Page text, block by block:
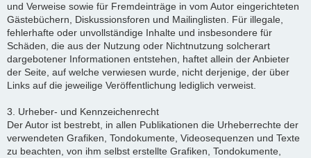
und Verweise sowie für Fremdeinträge in vom Autor eingerichteten
Gästebüchern, Diskussionsforen und Mailinglisten. Für illegale,
fehlerhafte oder unvollständige Inhalte und insbesondere für
Schäden, die aus der Nutzung oder Nichtnutzung solcherart
dargebotener Informationen entstehen, haftet allein der Anbieter
der Seite, auf welche verwiesen wurde, nicht derjenige, der über
Links auf die jeweilige Veröffentlichung lediglich verweist.
3. Urheber- und Kennzeichenrecht
Der Autor ist bestrebt, in allen Publikationen die Urheberrechte der
verwendeten Grafiken, Tondokumente, Videosequenzen und Texte
zu beachten, von ihm selbst erstellte Grafiken, Tondokumente,